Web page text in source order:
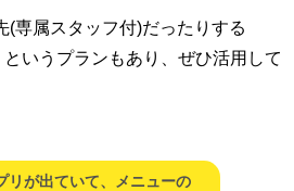
(専属スタッフ付)だったりする
いうプランもあり、ぜひ活用して
リが出ていて、メニューの